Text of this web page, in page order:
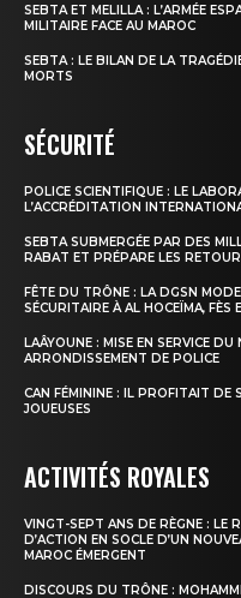
À propos
Nous contacter
SEBTA ET MELILLA : L’ARMÉE
MILITAIRE FACE AU MAROC
SEBTA : LE BILAN DE LA
MORTS
SÉCURITÉ
POLICE SCIENTIFIQUE : LE
L’ACCRÉDITATION
SEBTA SUBMERGÉE PAR DES
RABAT ET PRÉPARE LES
FÊTE DU TRÔNE : LA DGSN
SÉCURITAIRE À AL HOCEÏMA, FÈS
LAÂYOUNE : MISE EN SERVICE
ARRONDISSEMENT DE POLICE
CAN FÉMININE : IL PROFITAIT DE
JOUEUSES
ACTIVITÉS ROYALES
VINGT-SEPT ANS DE RÈGNE : LE
D’ACTION EN SOCLE D’UN
MAROC ÉMERGENT
DISCOURS DU TRÔNE :